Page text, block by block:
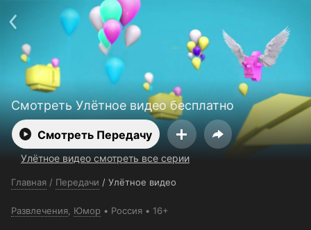
Смотреть Улётное видео бесплатно
Смотреть Передачу
Улётное видео смотреть все серии
Главная / Передачи / Улётное видео
Развлечения Юмор Россия 16+
support@24h.tv
Пользовательское соглашение
Политика конфиденциальности
Для партнёров
Открыть приложение
Ввести промокод
Установить на ТВ
Бесплатные каналы Контакты